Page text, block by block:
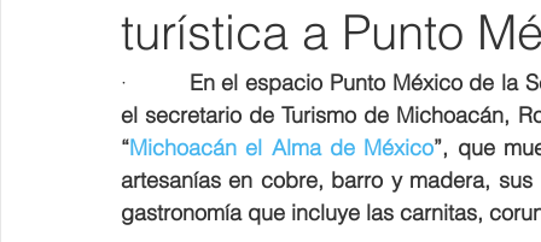
turística a Punto
· En el espacio Punto México de la
el secretario de Turismo de Michoacán,
“Michoacán el Alma de México”, que
artesanías en cobre, barro y madera,
gastronomía que incluye las carnitas,